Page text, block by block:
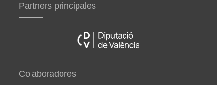
Partners principales
Colaboradores